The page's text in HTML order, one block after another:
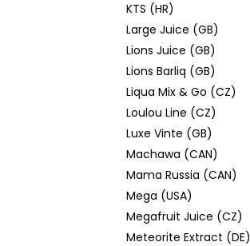
KTS (HR)
Large Juice (GB)
Lions Juice (GB)
Lions Barliq (GB)
Liqua Mix & Go (CZ)
Loulou Line (CZ)
Luxe Vinte (GB)
Machawa (CAN)
Mama Russia (CAN)
Mega (USA)
Megafruit Juice (CZ)
Meteorite Extract (DE)